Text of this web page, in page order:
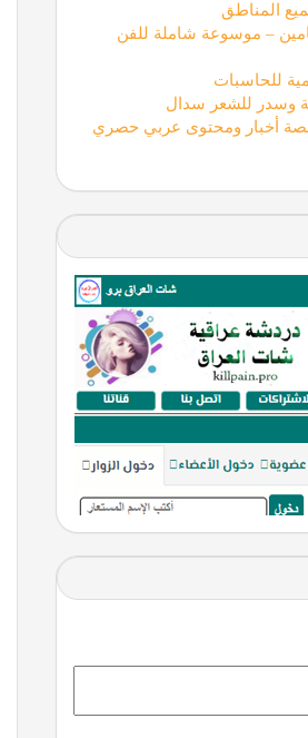
المناطق
– موسوعة شاملة للفن
للحاسبات
وسدر للشعر سدال
أخبار ومحتوى عربي حصري